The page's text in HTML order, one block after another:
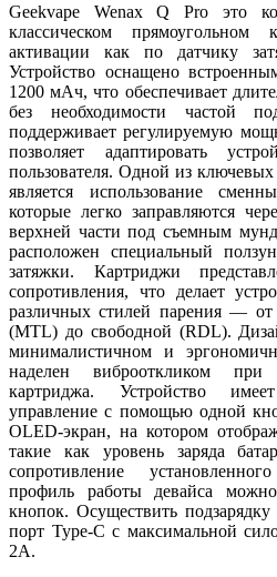
Geekvape Wenax Q Pro это
классическом прямоугольном
активации как по датчику
Устройство оснащено
1200 мАч, что обеспечивает
без необходимости частой
поддерживает регулируемую
позволяет адаптировать
пользователя. Одной из
является использование
которые легко заправляются
верхней части под съемным
расположен специальный
затяжки. Картриджи
сопротивления, что делает
различных стилей парения — от
(MTL) до свободной (RDL).
минималистичном и
наделен виброоткликом при
картриджа. Устройство
управление с помощью одной
OLED-экран, на котором
такие как уровень заряда
сопротивление
профиль работы девайса
кнопок. Осуществить
порт Type-C с максимальной
2А.